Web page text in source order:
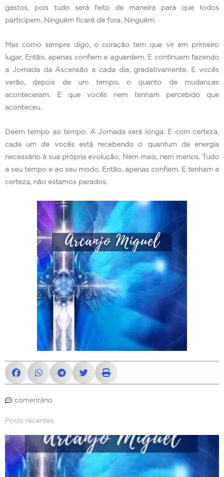
gastos, pois tudo será feito de maneira para que todos
participem. Ninguém ficará de fora. Ninguém.
Mas como sempre digo, o coração tem que vir em primeiro
lugar. Então, apenas confiem e aguardem. E continuem fazendo
a Jornada da Ascensão a cada dia, gradativamente. E vocês
verão, depois de um tempo, o quanto de mudanças
aconteceram. E que vocês nem tenham percebido que
aconteceu.
Deem tempo ao tempo. A Jornada será longa. E com certeza,
cada um de vocês está recebendo o quantum de energia
necessário à sua própria evolução. Nem mais, nem menos. Tudo
a seu tempo e ao seu modo. Então, apenas confiem. E tenham a
certeza, não estamos parados.
comentário
Posts recentes